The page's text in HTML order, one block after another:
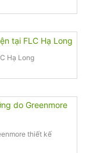
Hạ Long
thiết kế